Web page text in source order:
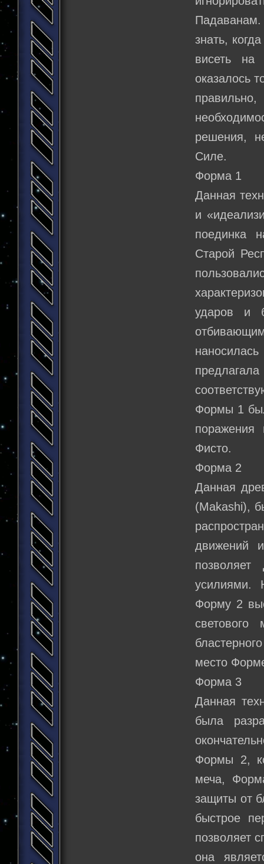
знать,
висеть на
оказалось
решения,
Силе.
Форма 1
Данная
и
поединка
Старой
ударов и
Формы 1
Фисто.
Форма 2
Данная
(Makashi),
движений
усилиями.
Форму 2
место
Форма 3
Данная
была
Формы 2,
меча,
защиты от
быстрое
позволяет
она